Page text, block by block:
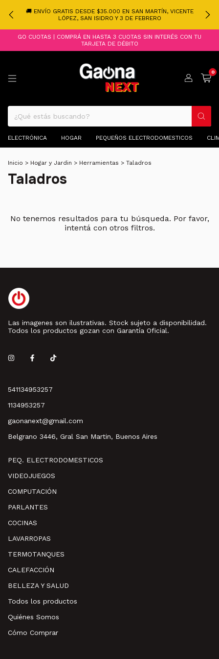
🚚 ENVÍO GRATIS DESDE $35.000 EN SAN MARTÍN, VICENTE
LÓPEZ, SAN ISIDRO Y 3 DE FEBRERO
GO CUOTAS | COMPRÁ EN HASTA 3 CUOTAS SIN INTERÉS CON TU
TARJETA DE DÉBITO
0
ELECTRÓNICA HOGAR PEQUEÑOS ELECTRODOMESTICOS
Inicio > Hogar y Jardin > Herramientas > Taladros
Taladros
No tenemos resultados para tu búsqueda. Por favor,
intentá con otros filtros.
Las imagenes son ilustrativas. Stock sujeto a disponibilidad.
Todos los productos gozan con Garantía Oficial.
541134953257
1134953257
gaonanext@gmail.com
Belgrano 3446, Gral San Martin, Buenos Aires
PEQ. ELECTRODOMESTICOS
VIDEOJUEGOS
COMPUTACIÓN
PARLANTES
COCINAS
LAVARROPAS
TERMOTANQUES
CALEFACCIÓN
BELLEZA Y SALUD
Todos los productos
Quiénes Somos
Cómo Comprar